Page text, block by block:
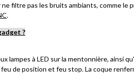
filtre pas les bruits ambiants, comme le
.
?
lampes à LED sur la mentonnière, ainsi
de position et feu stop. La coque